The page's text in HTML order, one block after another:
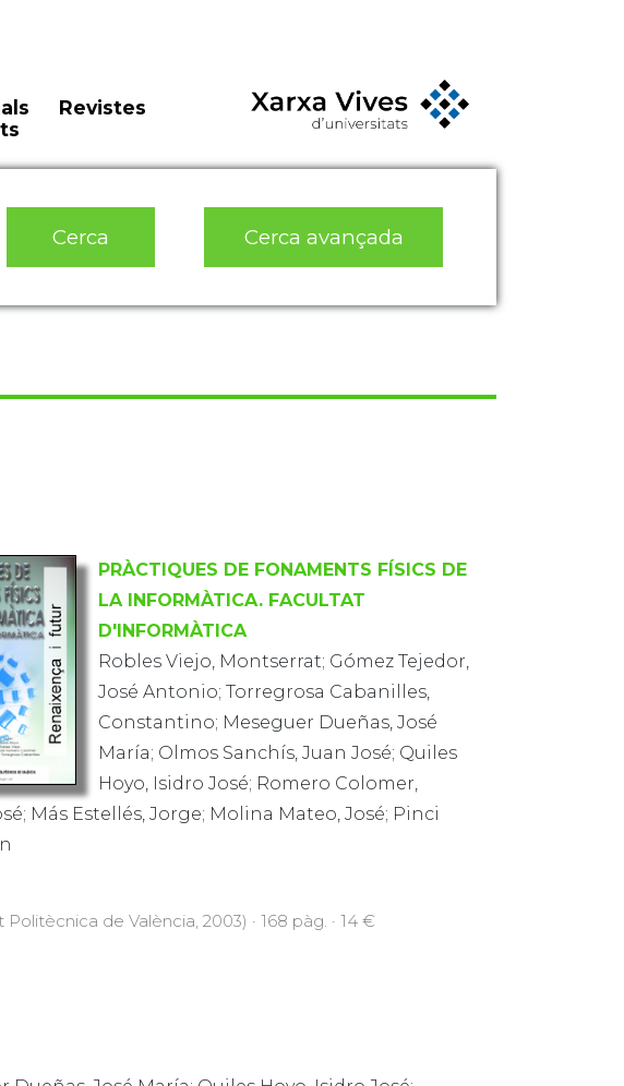
Revistes
Cerca Cerca avançada
PRÀCTIQUES DE FONAMENTS FÍSICS DE
LA INFORMÀTICA. FACULTAT
D'INFORMÀTICA
Robles Viejo, Montserrat; Gómez Tejedor,
José Antonio; Torregrosa Cabanilles,
Constantino; Meseguer Dueñas, José
María; Olmos Sanchís, Juan José; Quiles
Hoyo, Isidro José; Romero Colomer,
Más Estellés, Jorge; Molina Mateo, José; Pinci
Politècnica de València, 2003) · 168 pàg. · 14 €